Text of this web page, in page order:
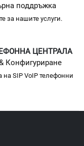
поддръжка
за нашите услуги.
ЦЕНТРАЛА
Конфигуриране
SIP VoIP телефонни